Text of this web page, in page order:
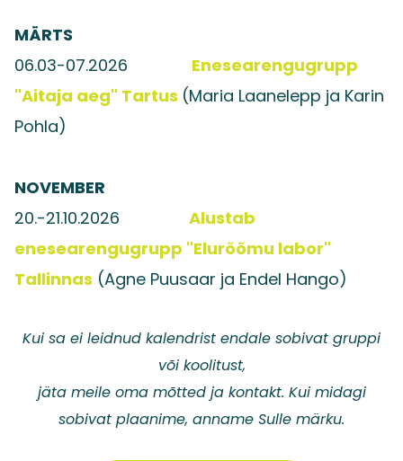
MÄRTS
06.03-07.2026
Enesearengugrupp
"Aitaja aeg" Tartus (Maria Laanelepp ja Karin
Pohla)
NOVEMBER
20.-21.10.2026 Alustab
enesearengugrupp "Elurõõmu labor"
Tallinnas (Agne Puusaar ja Endel Hango)
Kui sa ei leidnud kalendrist endale sobivat gruppi
või koolitust,
jäta meile oma mõtted ja kontakt. Kui midagi
sobivat plaanime, anname Sulle märku.